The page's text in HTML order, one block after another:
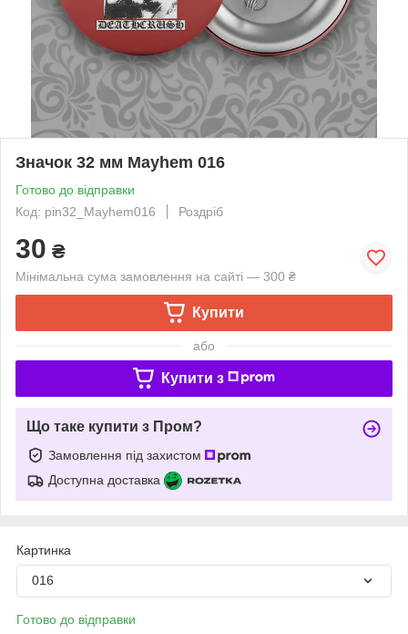
Значок 32 мм Mayhem 016
Готово до відправки
Код: pin32_Mayhem016
Роздріб
30 ₴
Мінімальна сума замовлення на сайті — 300 ₴
Купити
або
Купити з
Що таке купити з Пром?
Замовлення під захистом
Доступна доставка
Картинка
016
Готово до відправки